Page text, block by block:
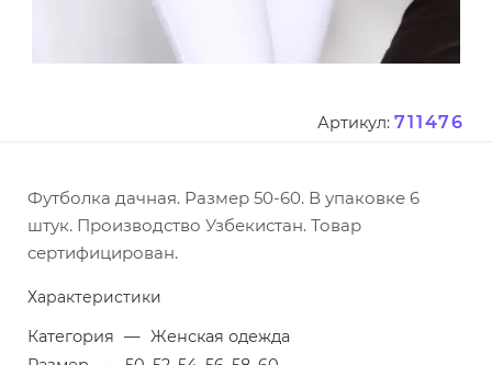
Артикул: 711476
Футболка дачная. Размер 50-60. В упаковке 6
штук. Производство Узбекистан. Товар
сертифицирован.
Характеристики
Категория — Женская одежда